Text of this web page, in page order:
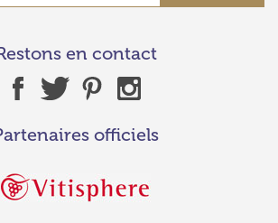
en contact
officiels